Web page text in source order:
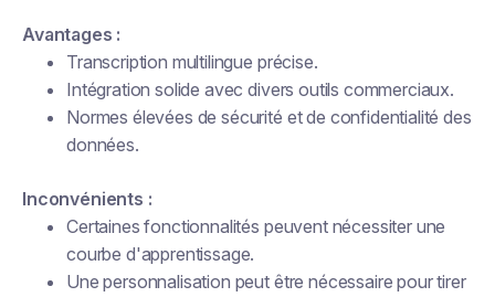
Avantages :
Transcription multilingue précise.
Intégration solide avec divers outils commerciaux.
Normes élevées de sécurité et de confidentialité des
données.
Inconvénients :
Certaines fonctionnalités peuvent nécessiter une
courbe d'apprentissage.
Une personnalisation peut être nécessaire pour tirer